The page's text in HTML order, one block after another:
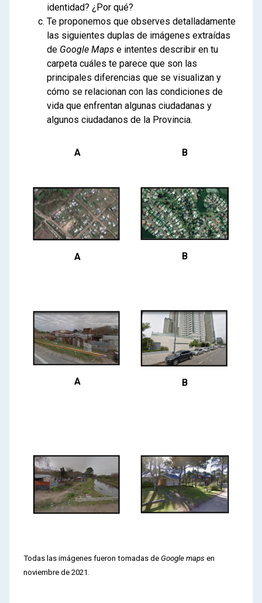
identidad? ¿Por qué?
Te proponemos que observes detalladamente
las siguientes duplas de imágenes extraídas
de Google Maps e intentes describir en tu
carpeta cuáles te parece que son las
principales diferencias que se visualizan y
cómo se relacionan con las condiciones de
vida que enfrentan algunas ciudadanas y
algunos ciudadanos de la Provincia.
A B
A B
A B
Todas las imágenes fueron tomadas de Google maps en
noviembre de 2021.